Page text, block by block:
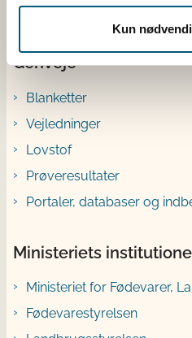
Kun
Genveje
Blanketter
Vejledninger
Lovstof
Prøveresultater
Portaler, databaser og
Ministeriets
Ministeriet for Fødevarer,
Fødevarestyrelsen